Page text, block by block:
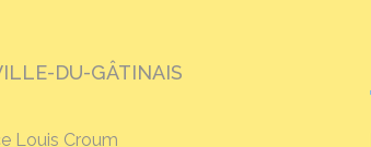
DU-GÂTINAIS
Louis Croum